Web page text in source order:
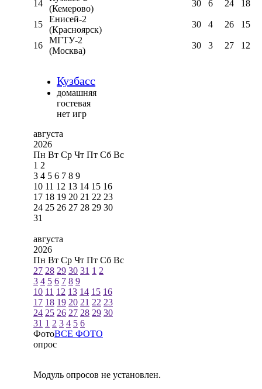
14
(Кемерово)
30 6 24 18
15
Енисей-2
(Красноярск)
30 4 26 15
16
МГТУ-2
(Москва)
30 3 27 12
Кузбасс
домашняя
гостевая
нет игр
августа
2026
Пн Вт Ср Чт Пт Сб Вс
1 2
3 4 5 6 7 8 9
10 11 12 13 14 15 16
17 18 19 20 21 22 23
24 25 26 27 28 29 30
31
августа
2026
Пн Вт Ср Чт Пт Сб Вс
27 28 29 30 31 1 2
3 4 5 6 7 8 9
10 11 12 13 14 15 16
17 18 19 20 21 22 23
24 25 26 27 28 29 30
31 1 2 3 4 5 6
ФотоВСЕ ФОТО
опрос
Модуль опросов не установлен.